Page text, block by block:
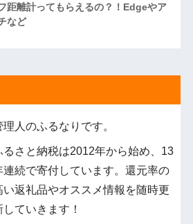
距離計ってもらえるの？！Edgeやア
など
理人のふるなりです。
るさと納税は2012年から始め、13
連続で寄付しています。還元率の
い返礼品やオススメ情報を随時更
していきます！